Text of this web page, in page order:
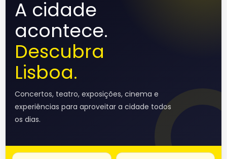
A cidade
acontece.
Descubra
Lisboa.
Concertos, teatro, exposições, cinema e
experiências para aproveitar a cidade todos
os dias.